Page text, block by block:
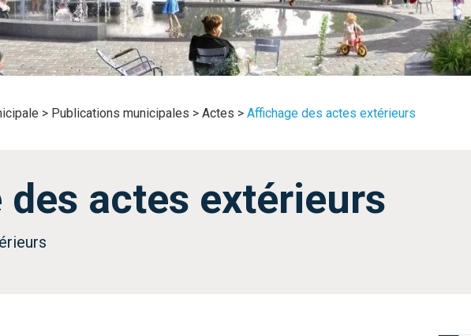
> Publications municipales > Actes > Affichage des actes extérieurs
actes extérieurs